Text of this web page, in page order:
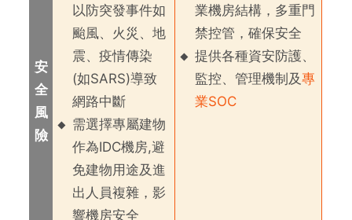
安
全
風
險
以防突發事件如
颱風、火災、地
震、疫情傳染
(如SARS)導致
網路中斷
需選擇專屬建物
作為IDC機房,避
免建物用途及進
出人員複雜，影
響機房安全
業機房結構，多重門
禁控管，確保安全
提供各種資安防護、
監控、管理機制及專
業SOC